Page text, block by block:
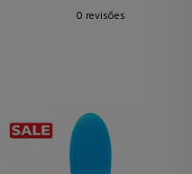
0 revisões